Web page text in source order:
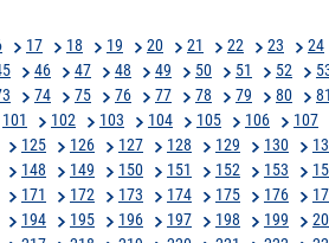
17 18 19 20 21 22 23 24
46 47 48 49 50 51 52
74 75 76 77 78 79 80 81
101 102 103 104 105 106 107
125 126 127 128 129 130
148 149 150 151 152 153
171 172 173 174 175 176
194 195 196 197 198 199